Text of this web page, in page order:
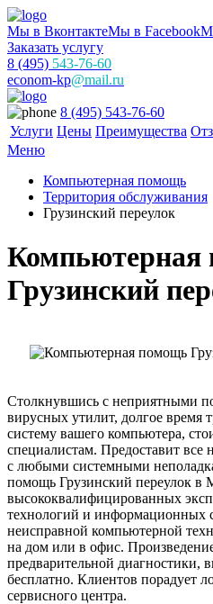
Мы в ВконтактеМы в Facebook
Заказать услугу
8 (495) 543-76-60
econom-kp@mail.ru
8 (495) 543-76-60
Услуги Цены Преимущества
Меню
Компьютерная помощь
Территория обслуживания
Грузинский переулок
Грузинский
Столкнувшись с неприятными
вирусных утилит, долгое
систему вашего компьютера,
специалистам. Предоставит все
с любыми системными
помощь Грузинский переулок в
высококвалифицированных
технологий и информационных
неисправной компьютерной
на дом или в офис.
предварительной диагностики,
бесплатно. Клиентов порадует
сервисного центра.